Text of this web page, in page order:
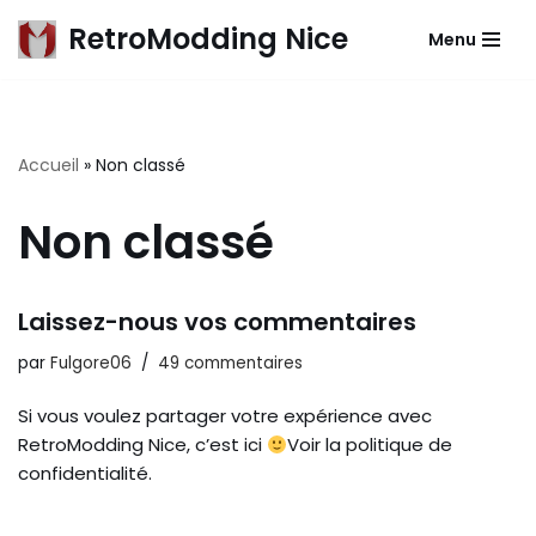
Fermeture estivale L'atelier sera fermé quelques jours et
rouvrira le lundi 17 août.
Merci pour votre compréhension et bel été à tous !
Aller
RetroModding Nice Menu
Accueil » Non classé
Non classé
Laissez-nous vos commentaires
par Fulgore06 49 commentaires
Si vous voulez partager votre expérience avec
RetroModding Nice, c’est ici
Voir la politique de
confidentialité.